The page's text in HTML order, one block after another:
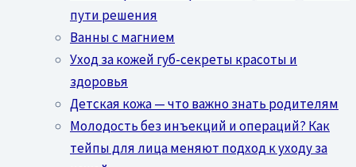
пути решения
Ванны с магнием
Уход за кожей губ-секреты красоты и
здоровья
Детская кожа — что важно знать родителям
Молодость без инъекций и операций? Как
тейпы для лица меняют подход к уходу за